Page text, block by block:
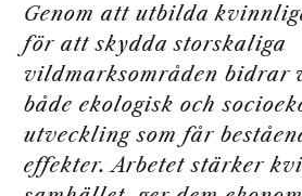
Genom att utbilda
för att skydda storskaliga
vildmarksområden bidrar
både ekologisk och
utveckling som får
effekter. Arbetet stärker